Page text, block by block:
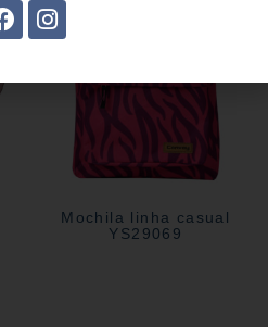
Mochila linha casual
YS29069